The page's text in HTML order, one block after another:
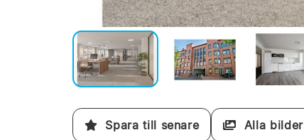
Spara till senare Alla bilder